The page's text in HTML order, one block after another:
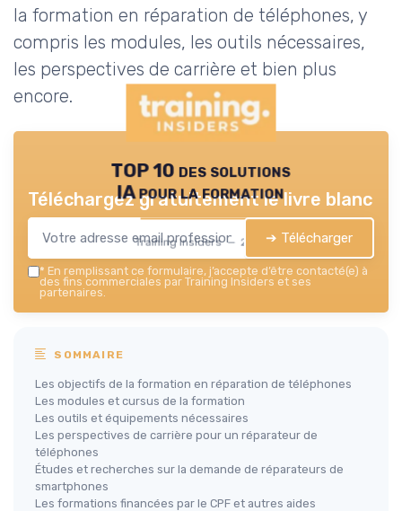
la formation en réparation de téléphones, y
compris les modules, les outils nécessaires,
les perspectives de carrière et bien plus
encore.
TOP 10 des solutions
IA pour la formation
Training Insiders — 2026
Téléchargez gratuitement le livre blanc
➔ Télécharger
* En remplissant ce formulaire, j’accepte d’être contacté(e) à
des fins commerciales par Training Insiders et ses
partenaires.
SOMMAIRE
Les objectifs de la formation en réparation de téléphones
Les modules et cursus de la formation
Les outils et équipements nécessaires
Les perspectives de carrière pour un réparateur de
téléphones
Études et recherches sur la demande de réparateurs de
smartphones
Les formations financées par le CPF et autres aides